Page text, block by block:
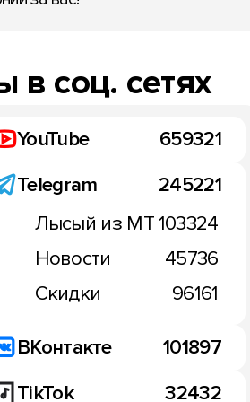
в соц. сетях
YouTube
659321
Telegram
245221
Лысый из МТ103324
Новости
45736
Скидки
96161
ВКонтакте
101897
TikTok
32432